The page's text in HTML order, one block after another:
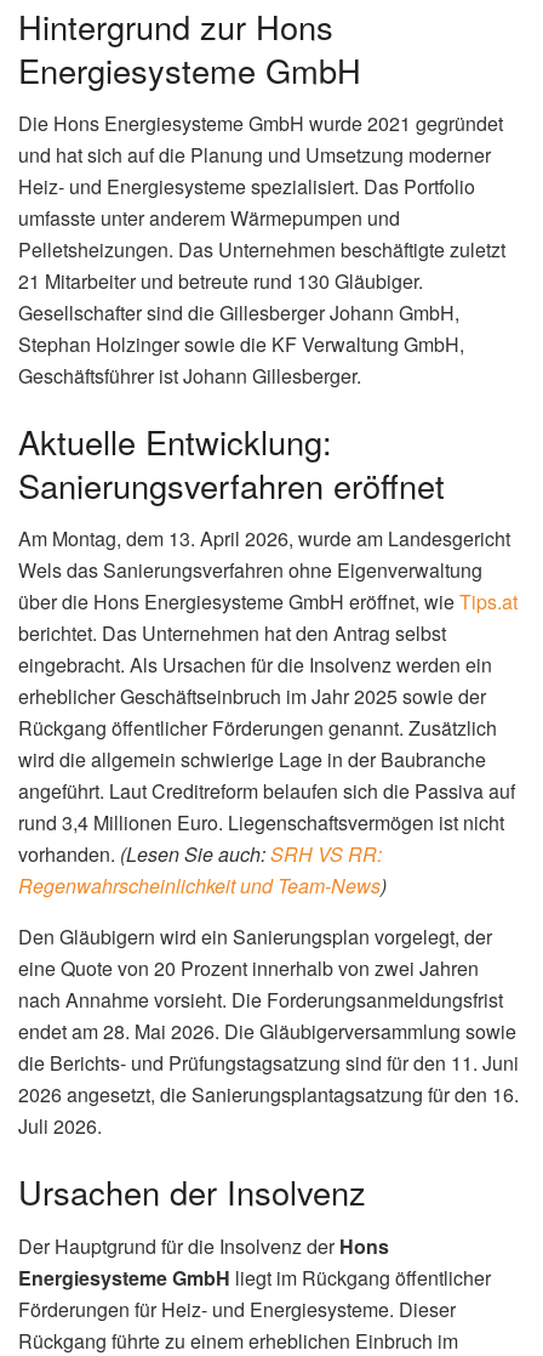
Hintergrund zur Hons
Energiesysteme GmbH
Die Hons Energiesysteme GmbH wurde 2021 gegründet
und hat sich auf die Planung und Umsetzung moderner
Heiz- und Energiesysteme spezialisiert. Das Portfolio
umfasste unter anderem Wärmepumpen und
Pelletsheizungen. Das Unternehmen beschäftigte zuletzt
21 Mitarbeiter und betreute rund 130 Gläubiger.
Gesellschafter sind die Gillesberger Johann GmbH,
Stephan Holzinger sowie die KF Verwaltung GmbH,
Geschäftsführer ist Johann Gillesberger.
Aktuelle Entwicklung:
Sanierungsverfahren eröffnet
Am Montag, dem 13. April 2026, wurde am Landesgericht
Wels das Sanierungsverfahren ohne Eigenverwaltung
über die Hons Energiesysteme GmbH eröffnet, wieTips.at
berichtet. Das Unternehmen hat den Antrag selbst
eingebracht. Als Ursachen für die Insolvenz werden ein
erheblicher Geschäftseinbruch im Jahr 2025 sowie der
Rückgang öffentlicher Förderungen genannt. Zusätzlich
wird die allgemein schwierige Lage in der Baubranche
angeführt. Laut Creditreform belaufen sich die Passiva auf
rund 3,4 Millionen Euro. Liegenschaftsvermögen ist nicht
vorhanden. (Lesen Sie auch:SRH VS RR:
Regenwahrscheinlichkeit und Team-News)
Den Gläubigern wird ein Sanierungsplan vorgelegt, der
eine Quote von 20 Prozent innerhalb von zwei Jahren
nach Annahme vorsieht. Die Forderungsanmeldungsfrist
endet am 28. Mai 2026. Die Gläubigerversammlung sowie
die Berichts- und Prüfungstagsatzung sind für den 11. Juni
2026 angesetzt, die Sanierungsplantagsatzung für den 16.
Juli 2026.
Ursachen der Insolvenz
Der Hauptgrund für die Insolvenz derHons
Energiesysteme GmbH liegt im Rückgang öffentlicher
Förderungen für Heiz- und Energiesysteme. Dieser
Rückgang führte zu einem erheblichen Einbruch im